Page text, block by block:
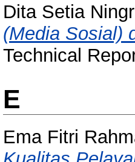
Dita Setia
(Media Sosial)
Technical
E
Ema Fitri